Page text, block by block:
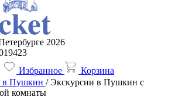
2026
Избранное
Корзина
в Пушкин /Экскурсии в Пушкин с
комнаты